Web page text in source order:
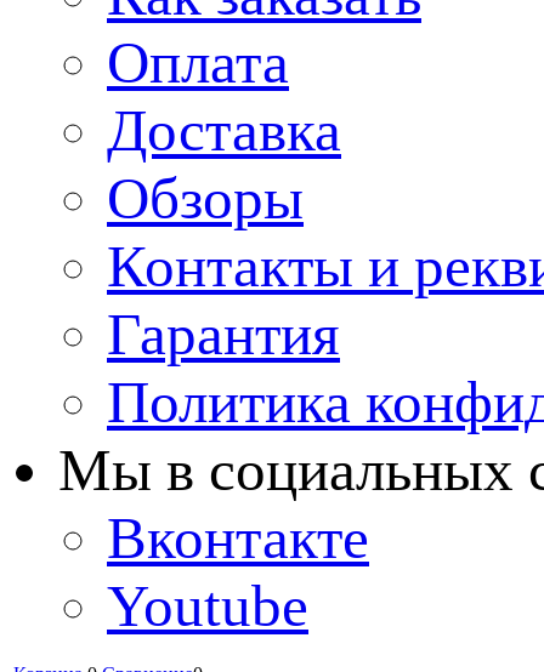
Оплата
Доставка
Обзоры
Контакты и
Гарантия
Политика
Мы в cоциальных
Вконтакте
Youtube